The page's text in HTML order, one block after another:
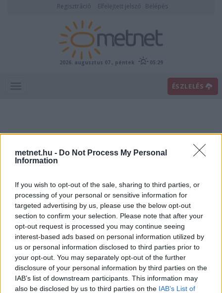
metnet.hu - Do Not Process My Personal
Information
If you wish to opt-out of the sale, sharing to third parties, or
processing of your personal or sensitive information for
targeted advertising by us, please use the below opt-out
section to confirm your selection. Please note that after your
opt-out request is processed you may continue seeing
interest-based ads based on personal information utilized by
us or personal information disclosed to third parties prior to
your opt-out. You may separately opt-out of the further
disclosure of your personal information by third parties on the
IAB’s list of downstream participants. This information may
also be disclosed by us to third parties on the IAB’s List of
Regisztráció Elfelejtett jelszó Belépés
2026. augusztus 07., péntek 05:29
ÉSZLELÉS
Középszintű felhők (Cm)
A 2.5 és 6 km között képződő felhőket értjük bele ebbe a kategóriába. Két
klasszikus típust sorolunk ide, amelyek alto-előtagot kaptak. Azonban
nemcsak e két fő felhőfajta található ebben a rétegben, mivel több olyan
is létezik, amelynek felhőalapja alacsonyabb szinteken található, de a
tetejük bőven felnyúlik ebbe a rétegbe is.
[Cm 3]-Altocumulus translucidus - fényáteresztő
középmagas gomolyfelhő (Ac3)